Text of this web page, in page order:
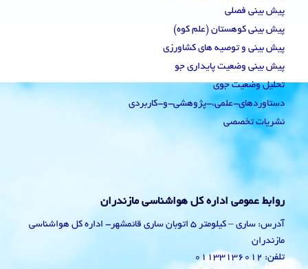
پیش بینی فصلی
پیش بینی کوهستان (علم کوه)
پیش بینی و توصیه های کشاورزی
پیش بینی وضعیت پایداری جو
تحلیل وضعیت جوی
دستاوردهای-علمی،-پژوهشی-و-کاربردی
نشریات تخصصی
روابط عمومی اداره کل هواشناسی مازندران
آدرس: ساری – کیلومتر 5 اتوبان ساری قائمشهر- اداره کل هواشناسی
مازندران
تلفن: 01133136012